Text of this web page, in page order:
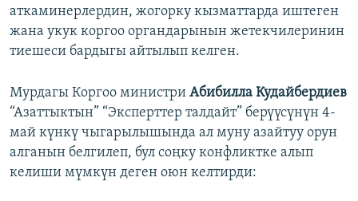
аткаминерлердин, жогорку кызматтарда иштеген
жана укук коргоо органдарынын жетекчилеринин
тиешеси бардыгы айтылып келген.
Мурдагы Коргоо министри Абибилла Кудайбердиев
“Азаттыктын” “Эксперттер талдайт” берүүсүнүн 4-
май күнкү чыгарылышында ал муну азайтуу орун
алганын белгилеп, бул соңку конфликтке алып
келиши мүмкүн деген оюн келтирди: